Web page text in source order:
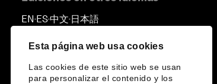
Esta página web usa cookies
Las cookies de este sitio web se usan
para personalizar el contenido y los
EN ▪ES▪中文▪ 日本語